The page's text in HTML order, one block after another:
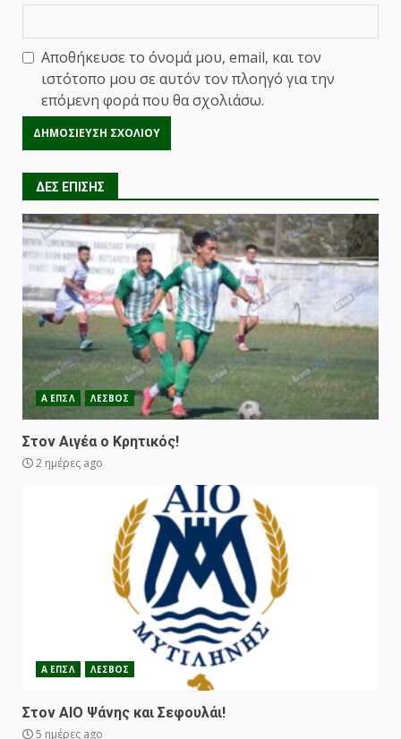
Αποθήκευσε το όνομά μου, email, και τον
ιστότοπο μου σε αυτόν τον πλοηγό για την
επόμενη φορά που θα σχολιάσω.
ΔΕΣ ΕΠΙΣΗΣ
Α ΕΠΣΛ ΛΕΣΒΟΣ
Στον Αιγέα ο Κρητικός!
2 ημέρες ago
Α ΕΠΣΛ ΛΕΣΒΟΣ
Στον ΑΙΟ Ψάνης και Σεφουλάι!
5 ημέρες ago